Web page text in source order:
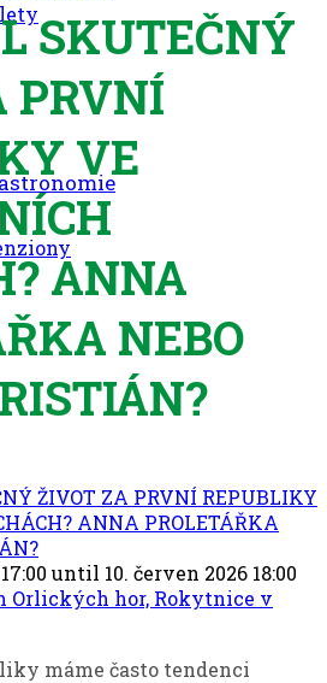
SKUTEČNÝ
PRVNÍ
VE
ANNA
NEBO
until 10. červen 2026 18:00
Orlických hor, Rokytnice v
máme často tendenci